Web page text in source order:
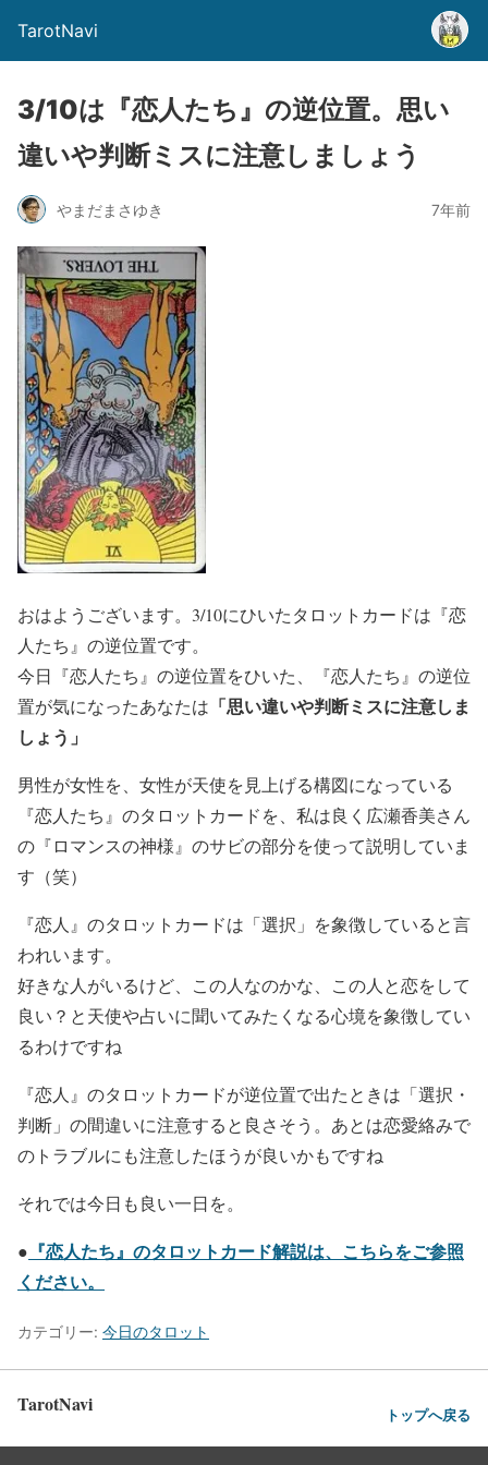
TarotNavi
3/10は『恋人たち』の逆位置。思い
違いや判断ミスに注意しましょう
やまだまさゆき 7年前
おはようございます。3/10にひいたタロットカードは『恋
人たち』の逆位置です。
今日『恋人たち』の逆位置をひいた、『恋人たち』の逆位
置が気になったあなたは 「思い違いや判断ミスに注意しま
しょう」
男性が女性を、女性が天使を見上げる構図になっている
『恋人たち』のタロットカードを、私は良く広瀬香美さん
の『ロマンスの神様』のサビの部分を使って説明していま
す（笑）
『恋人』のタロットカードは「選択」を象徴していると言
われいます。
好きな人がいるけど、この人なのかな、この人と恋をして
良い？と天使や占いに聞いてみたくなる心境を象徴してい
るわけですね
『恋人』のタロットカードが逆位置で出たときは「選択・
判断」の間違いに注意すると良さそう。あとは恋愛絡みで
のトラブルにも注意したほうが良いかもですね
それでは今日も良い一日を。
● 『恋人たち』のタロットカード解説は、こちらをご参照
ください。
カテゴリー: 今日のタロット
TarotNavi トップへ戻る